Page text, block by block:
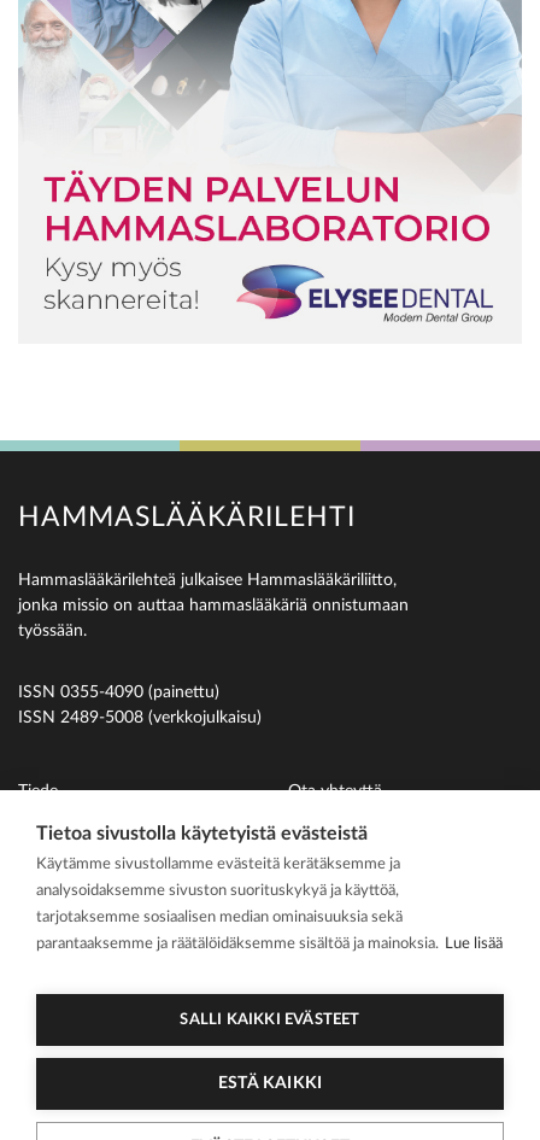
HAMMASLÄÄKÄRILEHTI
Hammaslääkärilehteä julkaisee Hammaslääkäriliitto,
jonka missio on auttaa hammaslääkäriä onnistumaan
työssään.
ISSN 0355-4090 (painettu)
ISSN 2489-5008 (verkkojulkaisu)
Tiede
Uutiset
Ihmiset
På svenska
Kirjoitusohjeet
Ota yhteyttä
Suomen Hammaslääkäriliitto
Tietoa sivustolla käytetyistä evästeistä
Käytämme sivustollamme evästeitä kerätäksemme ja
analysoidaksemme sivuston suorituskykyä ja käyttöä,
tarjotaksemme sosiaalisen median ominaisuuksia sekä
parantaaksemme ja räätälöidäksemme sisältöä ja mainoksia. Lue lisää
SALLI KAIKKI EVÄSTEET
ESTÄ KAIKKI